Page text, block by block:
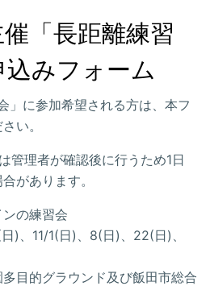
「長距離練習
みフォーム
」に参加希望される方は、本フ
い。
管理者が確認後に行うため1日
があります。
の練習会
)、11/1(日)、8(日)、22(日)、
目的グラウンド及び飯田市総合